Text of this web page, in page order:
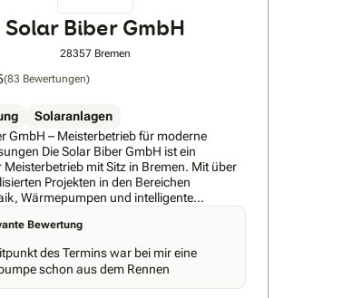
Solar Biber GmbH
28357 Bremen
(83 Bewertungen)
Solaranlagen
GmbH – Meisterbetrieb für moderne
Die Solar Biber GmbH ist ein
Meisterbetrieb mit Sitz in Bremen. Mit über
Projekten in den Bereichen
Wärmepumpen und intelligente
zählen wir zu den erfahrensten
der Region. Unser Anspruch:
Jedes Projekt wird individuell
beraten und von
qualifizierten Fachpersonal
Bewertung
des Termins war bei mir eine
schon aus dem Rennen